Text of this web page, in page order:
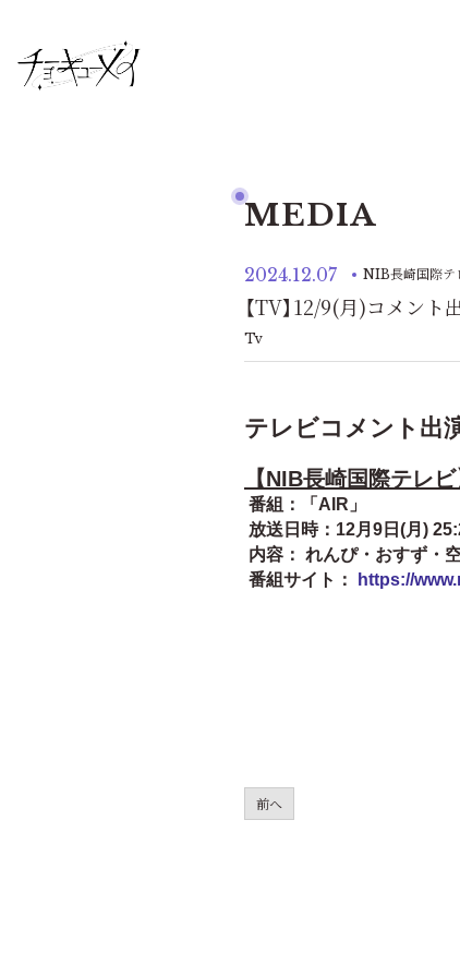
MEDIA
2024.12.07 NIB長崎国際テ
【TV】12/9(月)コメント
Tv
テレビコメント出
【NIB長崎国際テレビ
番組：「AIR」
放送日時：12月9日(月)
内容： れんぴ・おすず・
番組サイト：
https://
前へ